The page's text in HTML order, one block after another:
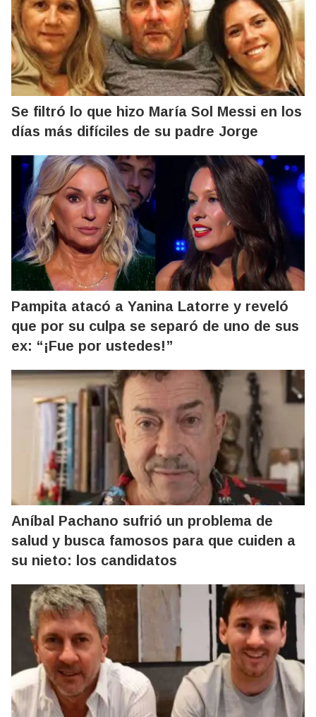
Se filtró lo que hizo María Sol Messi en los
días más difíciles de su padre Jorge
Pampita atacó a Yanina Latorre y reveló
que por su culpa se separó de uno de sus
ex: “¡Fue por ustedes!”
Aníbal Pachano sufrió un problema de
salud y busca famosos para que cuiden a
su nieto: los candidatos